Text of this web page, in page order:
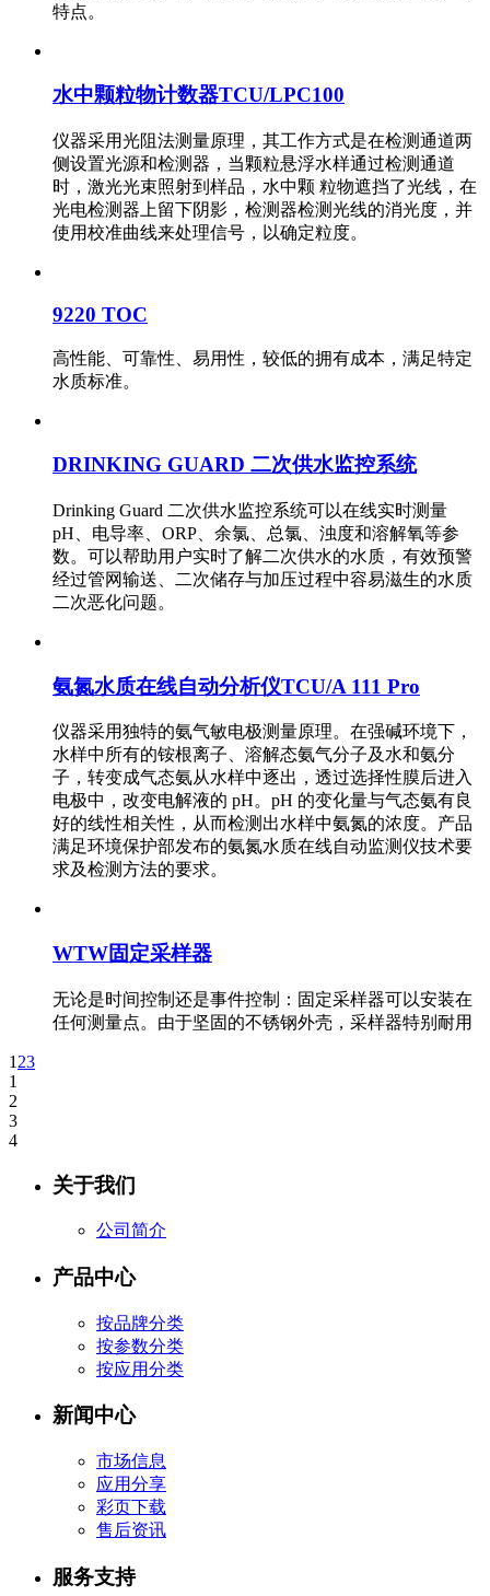
特点。
水中颗粒物计数器TCU/LPC100
仪器采用光阻法测量原理，其工作方式是在检测通道两
侧设置光源和检测器，当颗粒悬浮水样通过检测通道
时，激光光束照射到样品，水中颗 粒物遮挡了光线，在
光电检测器上留下阴影，检测器检测光线的消光度，并
使用校准曲线来处理信号，以确定粒度。
9220 TOC
高性能、可靠性、易用性，较低的拥有成本，满足特定
水质标准。
DRINKING GUARD 二次供水监控系统
Drinking Guard 二次供水监控系统可以在线实时测量
pH、电导率、ORP、余氯、总氯、浊度和溶解氧等参
数。可以帮助用户实时了解二次供水的水质，有效预警
经过管网输送、二次储存与加压过程中容易滋生的水质
二次恶化问题。
氨氮水质在线自动分析仪TCU/A 111 Pro
仪器采用独特的氨气敏电极测量原理。在强碱环境下，
水样中所有的铵根离子、溶解态氨气分子及水和氨分
子，转变成气态氨从水样中逐出，透过选择性膜后进入
电极中，改变电解液的 pH。pH 的变化量与气态氨有良
好的线性相关性，从而检测出水样中氨氮的浓度。产品
满足环境保护部发布的氨氮水质在线自动监测仪技术要
求及检测方法的要求。
WTW固定采样器
无论是时间控制还是事件控制：固定采样器可以安装在
任何测量点。由于坚固的不锈钢外壳，采样器特别耐用
1 23
1
2
3
4
关于我们
公司简介
产品中心
按品牌分类
按参数分类
按应用分类
新闻中心
市场信息
应用分享
彩页下载
售后资讯
服务支持